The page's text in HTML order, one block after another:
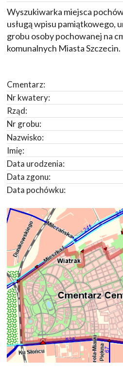
Wyszukiwarka miejsca
usługą wpisu pamiątkowego,
grobu osoby pochowanej na
komunalnych Miasta Szczecin.
Cmentarz:
Nr kwatery:
Rząd:
Nr grobu:
Nazwisko:
Imię:
Data urodzenia:
Data zgonu:
Data pochówku: